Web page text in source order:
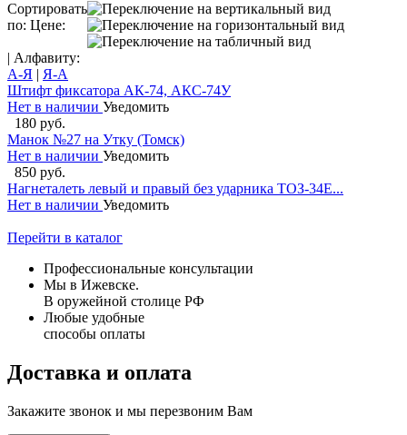
Сортировать
по: Цене:
| Алфавиту:
А-Я | Я-А
Штифт фиксатора АК-74, АКС-74У
Нет в наличии Уведомить
180 руб.
Манок №27 на Утку (Томск)
Нет в наличии Уведомить
850 руб.
Нагнеталеть левый и правый без ударника ТОЗ-34Е...
Нет в наличии Уведомить
Перейти в каталог
Профессиональные консультации
Мы в Ижевске.
В оружейной столице РФ
Любые удобные
способы оплаты
Доставка и оплата
Закажите звонок и мы перезвоним Вам